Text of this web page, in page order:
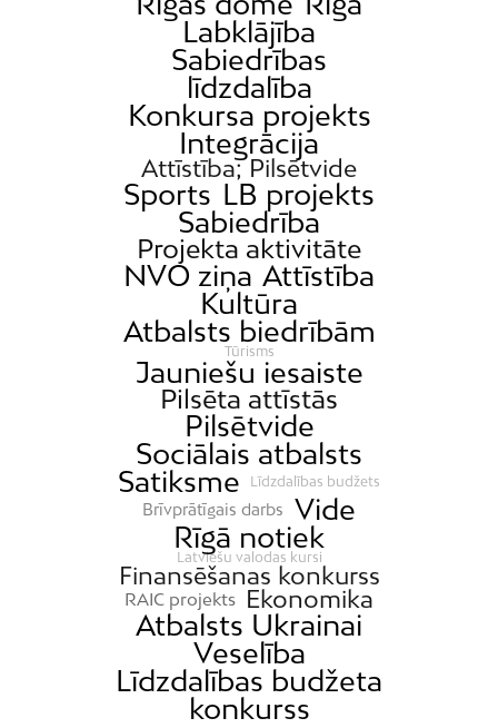
Labklājība
Sabiedrības
līdzdalība
Konkursa projekts
Integrācija
Attīstība; Pilsētvide
Sports LB projekts
Sabiedrība
Projekta aktivitāte
NVO ziņa Attīstība
Kultūra
Atbalsts biedrībām
Tūrisms
Jauniešu iesaiste
Pilsēta attīstās
Pilsētvide
Sociālais atbalsts
Satiksme
Līdzdalības budžets
Brīvprātīgais darbs
Vide
Rīgā notiek
Latviešu valodas kursi
Finansēšanas konkurss
RAIC projekts Ekonomika
Atbalsts Ukrainai
Veselība
Līdzdalības budžeta
konkurss